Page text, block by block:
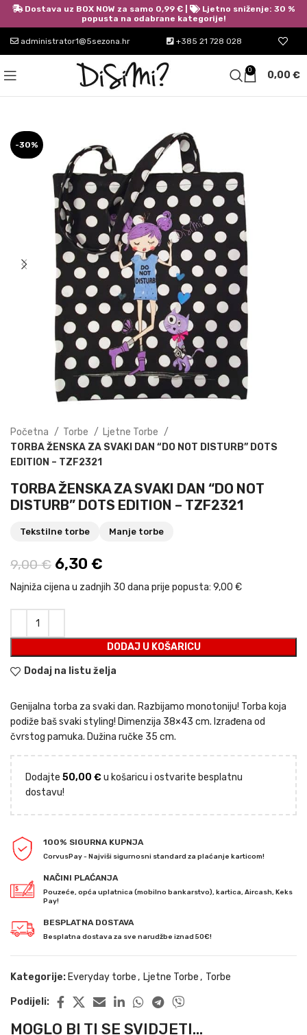
administrator1@5sezona.hr +385 21 728 028
0 0,00 €
-30%
Početna Torbe
Ljetne Torbe
TORBA ŽENSKA ZA SVAKI DAN “DO NOT DISTURB” DOTS
EDITION – TZF2321
TORBA ŽENSKA ZA SVAKI DAN “DO NOT
DISTURB” DOTS EDITION – TZF2321
Tekstilne torbe Manje torbe
9,00€ Izvorna cijena bila je: 9,00 €.
6,30 €
Najniža cijena u zadnjih 30 dana prije popusta: 9,00 €
DODAJ U KOŠARICU
Dodaj na listu želja
Genijalna torba za svaki dan. Razbijamo monotoniju! Torba koja
podiže baš svaki styling! Dimenzija 38×43 cm. Izrađena od
čvrstog pamuka. Dužina ručke 35 cm.
Dodajte 50,00 € u košaricu i ostvarite besplatnu
dostavu!
100% SIGURNA KUPNJA
CorvusPay - Najviši sigurnosni standard za plaćanje karticom!
NAČINI PLAĆANJA
Pouzeće, opća uplatnica (mobilno bankarstvo), kartica, Aircash, Keks
Pay!
BESPLATNA DOSTAVA
Besplatna dostava za sve narudžbe iznad 50€!
Kategorije: Everyday torbe, Ljetne Torbe, Torbe
Podijeli:
MOGLO BI TI SE SVIDJETI...
Dostava uz BOX NOW za samo 0,99 € |
Ljetno sniženje: 30 %
popusta na odabrane kategorije!